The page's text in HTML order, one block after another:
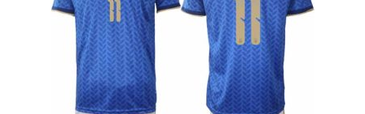
na
strani
izdelka